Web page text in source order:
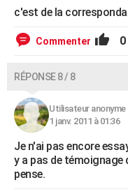
c'est de la
Commenter 0
RÉPONSE 8 / 8
Utilisateur anonyme
1 janv. 2011 à 01:36
Je n'ai pas encore
y a pas de témoignage
pense.